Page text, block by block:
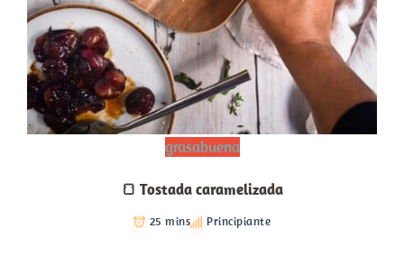
grasabuena
🍞 Tostada caramelizada
25 mins Principiante